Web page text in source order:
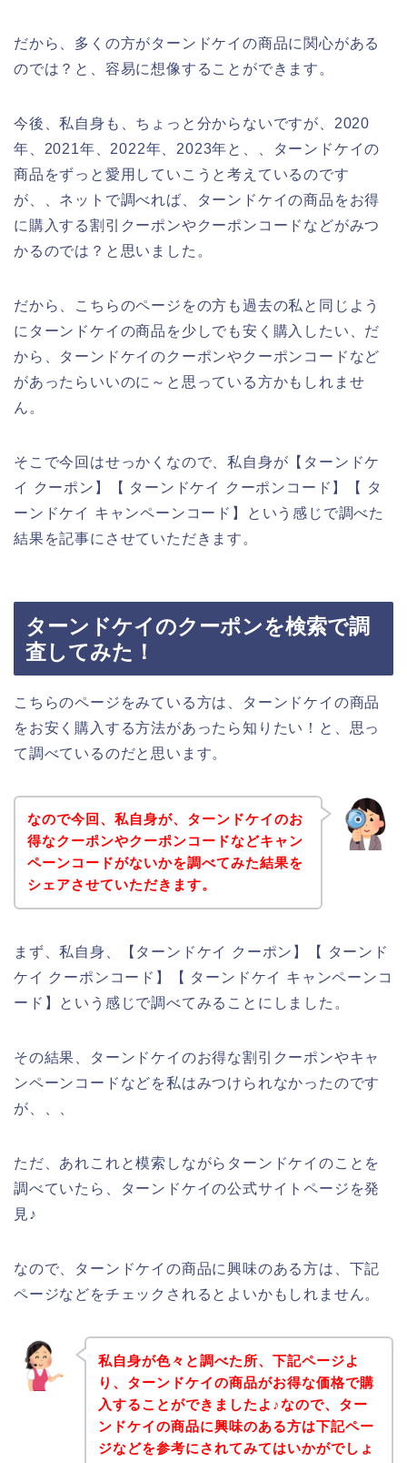
だから、多くの方がターンドケイの商品に関心がある
のでは？と、容易に想像することができます。
今後、私自身も、ちょっと分からないですが、2020
年、2021年、2022年、2023年と、、ターンドケイの
商品をずっと愛用していこうと考えているのです
が、、ネットで調べれば、ターンドケイの商品をお得
に購入する割引クーポンやクーポンコードなどがみつ
かるのでは？と思いました。
だから、こちらのページをの方も過去の私と同じよう
にターンドケイの商品を少しでも安く購入したい、だ
から、ターンドケイのクーポンやクーポンコードなど
があったらいいのに～と思っている方かもしれませ
ん。
そこで今回はせっかくなので、私自身が【ターンドケ
イ クーポン】【 ターンドケイ クーポンコード】【 タ
ーンドケイ キャンペーンコード】という感じで調べた
結果を記事にさせていただきます。
ターンドケイのクーポンを検索で調
査してみた！
こちらのページをみている方は、ターンドケイの商品
をお安く購入する方法があったら知りたい！と、思っ
て調べているのだと思います。
なので今回、私自身が、ターンドケイのお
得なクーポンやクーポンコードなどキャン
ペーンコードがないかを調べてみた結果を
シェアさせていただきます。
まず、私自身、【ターンドケイ クーポン】【 ターンド
ケイ クーポンコード】【 ターンドケイ キャンペーンコ
ード】という感じで調べてみることにしました。
その結果、ターンドケイのお得な割引クーポンやキャ
ンペーンコードなどを私はみつけられなかったのです
が、、、
ただ、あれこれと模索しながらターンドケイのことを
調べていたら、ターンドケイの公式サイトページを発
見♪
なので、ターンドケイの商品に興味のある方は、下記
ページなどをチェックされるとよいかもしれません。
私自身が色々と調べた所、下記ページよ
り、ターンドケイの商品がお得な価格で購
入することができましたよ♪なので、ター
ンドケイの商品に興味のある方は下記ペー
ジなどを参考にされてみてはいかがでしょ